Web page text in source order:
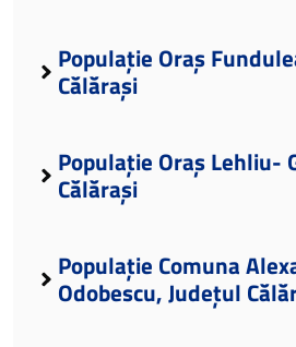
Populație Oraș
Călărași
Populație Oraș Lehliu-
Călărași
Populație Comuna
Odobescu, Județul